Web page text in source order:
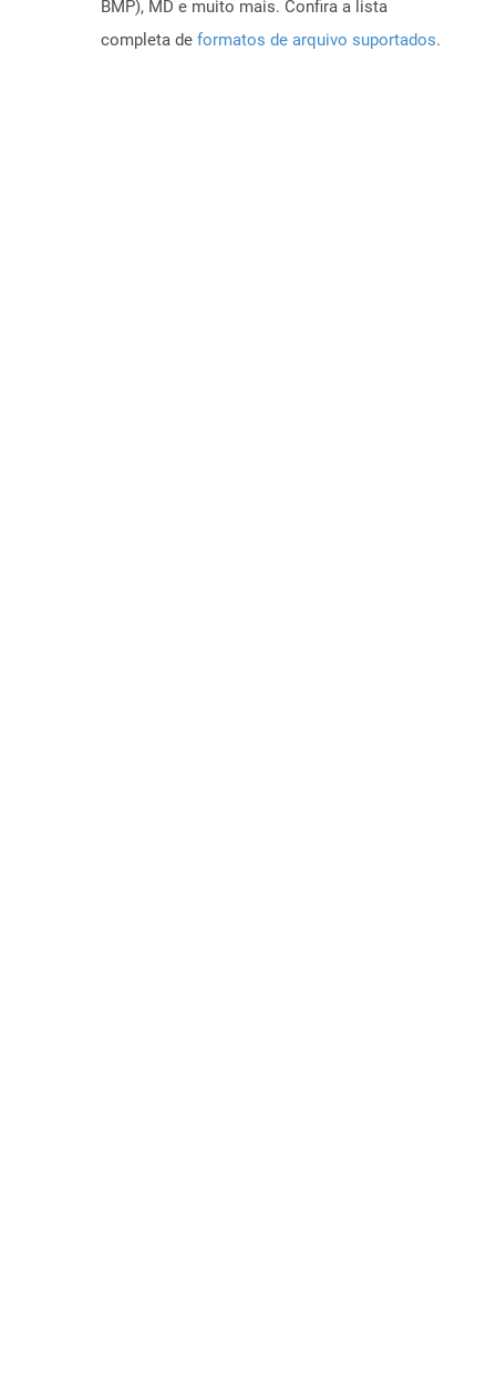
BMP), MD e muito mais. Confira a lista
completa de formatos de arquivo suportados.